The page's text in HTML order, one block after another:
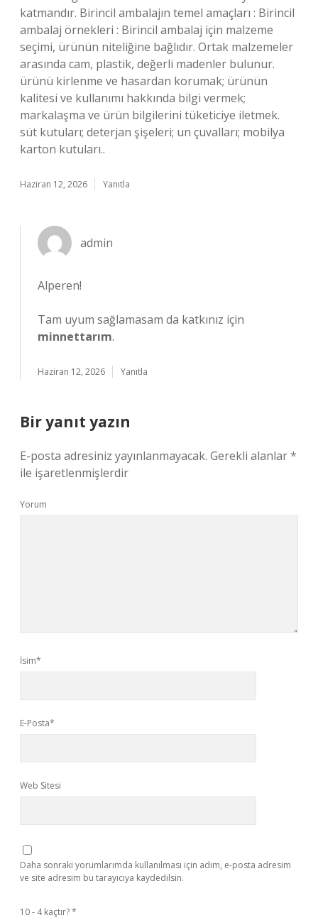
katmandır. Birincil ambalajın temel amaçları : Birincil
ambalaj örnekleri : Birincil ambalaj için malzeme
seçimi, ürünün niteliğine bağlıdır. Ortak malzemeler
arasında cam, plastik, değerli madenler bulunur.
ürünü kirlenme ve hasardan korumak; ürünün
kalitesi ve kullanımı hakkında bilgi vermek;
markalaşma ve ürün bilgilerini tüketiciye iletmek.
süt kutuları; deterjan şişeleri; un çuvalları; mobilya
karton kutuları..
Haziran 12, 2026 Yanıtla
admin
Alperen!
Tam uyum sağlamasam da katkınız için
minnettarım.
Haziran 12, 2026 Yanıtla
Bir yanıt yazın
E-posta adresiniz yayınlanmayacak. Gerekli alanlar*
ile işaretlenmişlerdir
Yorum
İsim*
E-Posta*
Web Sitesi
Daha sonraki yorumlarımda kullanılması için adım, e-posta adresim
ve site adresim bu tarayıcıya kaydedilsin.
10 - 4 kaçtır?*